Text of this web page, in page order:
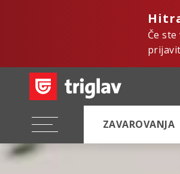
Če
ZAVAROVANJA